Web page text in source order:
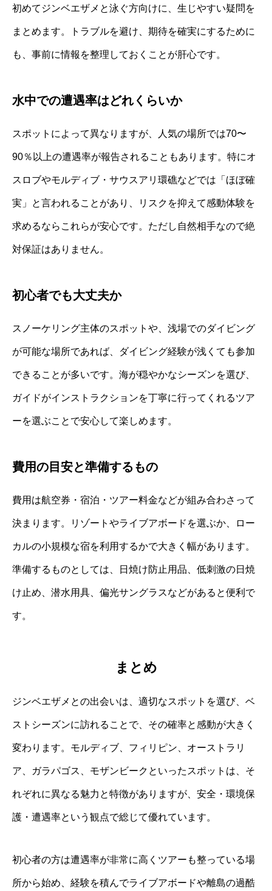
初めてジンベエザメと泳ぐ方向けに、生じやすい疑問を
まとめます。トラブルを避け、期待を確実にするために
も、事前に情報を整理しておくことが肝心です。
水中での遭遇率はどれくらいか
スポットによって異なりますが、人気の場所では70〜
90％以上の遭遇率が報告されることもあります。特にオ
スロブやモルディブ・サウスアリ環礁などでは「ほぼ確
実」と言われることがあり、リスクを抑えて感動体験を
求めるならこれらが安心です。ただし自然相手なので絶
対保証はありません。
初心者でも大丈夫か
スノーケリング主体のスポットや、浅場でのダイビング
が可能な場所であれば、ダイビング経験が浅くても参加
できることが多いです。海が穏やかなシーズンを選び、
ガイドがインストラクションを丁寧に行ってくれるツア
ーを選ぶことで安心して楽しめます。
費用の目安と準備するもの
費用は航空券・宿泊・ツアー料金などが組み合わさって
決まります。リゾートやライブアボードを選ぶか、ロー
カルの小規模な宿を利用するかで大きく幅があります。
準備するものとしては、日焼け防止用品、低刺激の日焼
け止め、潜水用具、偏光サングラスなどがあると便利で
す。
まとめ
ジンベエザメとの出会いは、適切なスポットを選び、ベ
ストシーズンに訪れることで、その確率と感動が大きく
変わります。モルディブ、フィリピン、オーストラリ
ア、ガラパゴス、モザンビークといったスポットは、そ
れぞれに異なる魅力と特徴がありますが、安全・環境保
護・遭遇率という観点で総じて優れています。
初心者の方は遭遇率が非常に高くツアーも整っている場
所から始め、経験を積んでライブアボードや離島の過酷